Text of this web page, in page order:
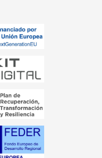
permiten conocer el